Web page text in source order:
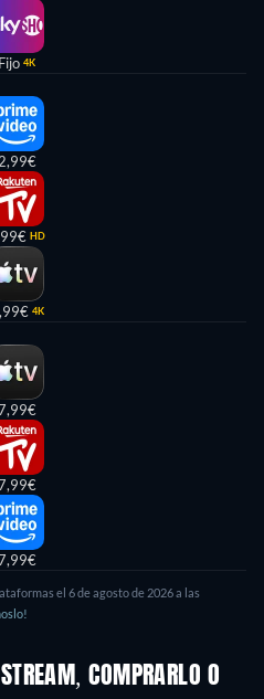
Fijo 4K
HD
4K
el 6 de agosto de 2026 a las
COMPRARLO O